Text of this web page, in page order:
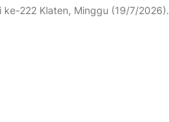
222 Klaten, Minggu (19/7/2026).